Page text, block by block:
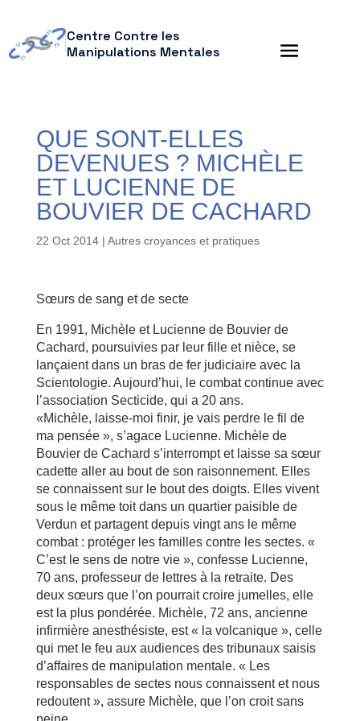
Centre Contre les
Manipulations Mentales
QUE SONT-ELLES
DEVENUES ? MICHÈLE
ET LUCIENNE DE
BOUVIER DE CACHARD
22 Oct 2014| Autres croyances et pratiques
Sœurs de sang et de secte
En 1991, Michèle et Lucienne de Bouvier de
Cachard, poursuivies par leur fille et nièce, se
lançaient dans un bras de fer judiciaire avec la
Scientologie. Aujourd’hui, le combat continue avec
l’association Secticide, qui a 20 ans.
«Michèle, laisse-moi finir, je vais perdre le fil de
ma pensée », s’agace Lucienne. Michèle de
Bouvier de Cachard s’interrompt et laisse sa sœur
cadette aller au bout de son raisonnement. Elles
se connaissent sur le bout des doigts. Elles vivent
sous le même toit dans un quartier paisible de
Verdun et partagent depuis vingt ans le même
combat : protéger les familles contre les sectes. «
C’est le sens de notre vie », confesse Lucienne,
70 ans, professeur de lettres à la retraite. Des
deux sœurs que l’on pourrait croire jumelles, elle
est la plus pondérée. Michèle, 72 ans, ancienne
infirmière anesthésiste, est « la volcanique », celle
qui met le feu aux audiences des tribunaux saisis
d’affaires de manipulation mentale. « Les
responsables de sectes nous connaissent et nous
redoutent », assure Michèle, que l’on croit sans